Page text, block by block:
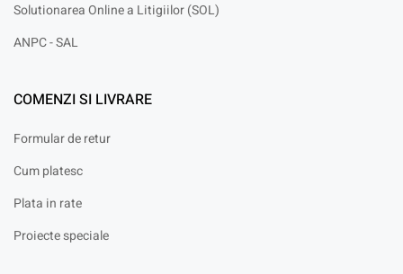
Solutionarea Online a Litigiilor (SOL)
ANPC - SAL
COMENZI SI LIVRARE
Formular de retur
Cum platesc
Plata in rate
Proiecte speciale